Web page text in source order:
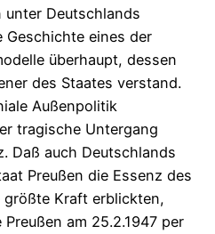
unter Deutschlands
Geschichte eines der
überhaupt, dessen
des Staates verstand.
Außenpolitik
tragische Untergang
Daß auch Deutschlands
Preußen die Essenz des
Kraft erblickten,
am 25.2.1947 per